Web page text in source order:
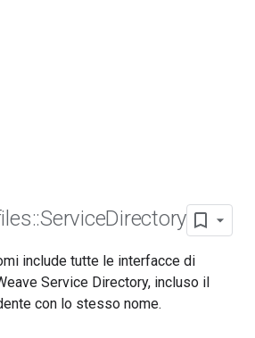
::ServiceDirectory
include tutte le interfacce di
Service Directory, incluso il
con lo stesso nome.